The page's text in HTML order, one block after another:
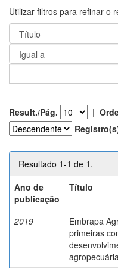
Utilizar filtros para refinar o
Result./Pág. |
Resultado 1-1 de 1.
Ano de
publicação
Título
2019
Embrapa
primeiras